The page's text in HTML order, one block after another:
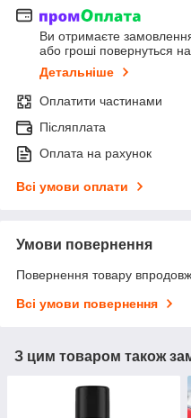
Ви отримаєте
або гроші повернуться
Детальніше
Оплатити частинами
Післяплата
Оплата на рахунок
Всі умови оплати
Умови повернення
Повернення товару
Всі умови повернення
З цим товаром також